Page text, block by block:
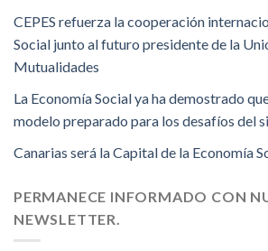
CEPES refuerza la cooperación
Social junto al futuro presidente de la
Mutualidades
La Economía Social ya ha demostrado
modelo preparado para los desafíos del
Canarias será la Capital de la Economía
PERMANECE INFORMADO CON
NEWSLETTER.